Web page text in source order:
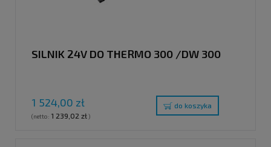
SILNIK 24V DO THERMO 300 /DW 300
1 524,00 zł
(netto: 1 239,02 zł)
do koszyka